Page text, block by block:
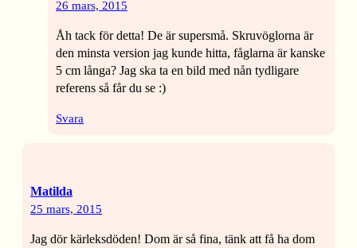
26 mars, 2015
Åh tack för detta! De är supersmå. Skruvöglorna är
den minsta version jag kunde hitta, fåglarna är kanske
5 cm långa? Jag ska ta en bild med nån tydligare
referens så får du se :)
Svara
Matilda
25 mars, 2015
Jag dör kärleksdöden! Dom är så fina, tänk att få ha dom